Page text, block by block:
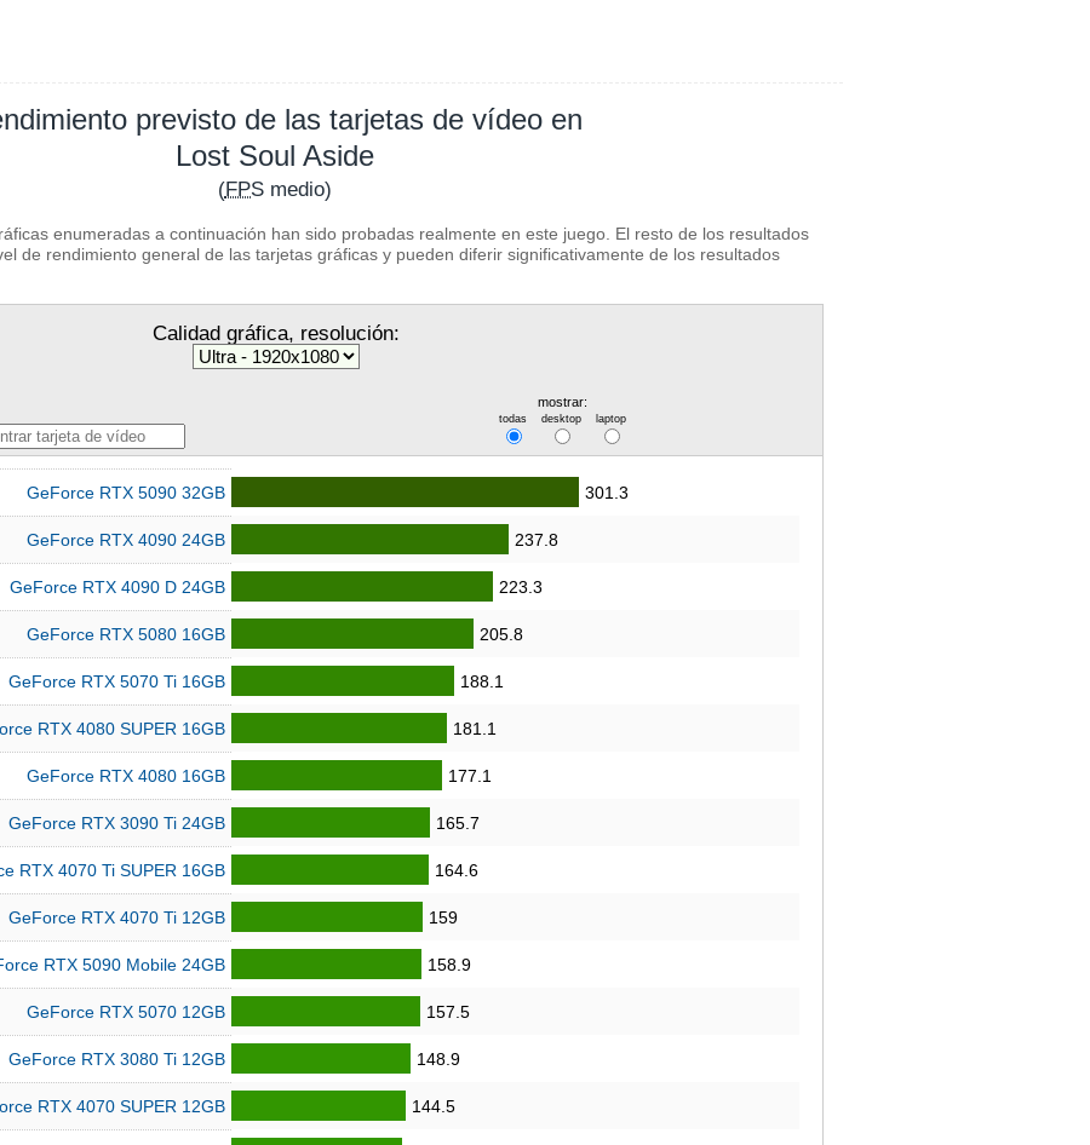
previsto de las tarjetas de vídeo en
Lost Soul Aside
(FPSmedio)
enumeradas a continuación han sido probadas realmente en este juego. El resto de los resultados
de rendimiento general de las tarjetas gráficas y pueden diferir significativamente de los resultados
Calidad gráfica, resolución:
mostrar:
todas desktop laptop
GeForce RTX 5090 32GB 301.3
GeForce RTX 4090 24GB 237.8
GeForce RTX 4090 D 24GB 223.3
GeForce RTX 5080 16GB 205.8
GeForce RTX 5070 Ti 16GB 188.1
RTX 4080 SUPER 16GB 181.1
GeForce RTX 4080 16GB 177.1
GeForce RTX 3090 Ti 24GB 165.7
RTX 4070 Ti SUPER 16GB 164.6
GeForce RTX 4070 Ti 12GB 159
RTX 5090 Mobile 24GB 158.9
GeForce RTX 5070 12GB 157.5
GeForce RTX 3080 Ti 12GB 148.9
RTX 4070 SUPER 12GB 144.5